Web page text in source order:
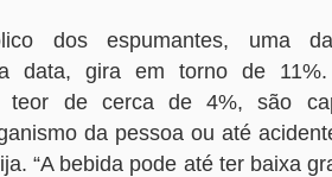
dos espumantes, uma
data, gira em torno de
teor de cerca de 4%, são
da pessoa ou até
“A bebida pode até ter baixa